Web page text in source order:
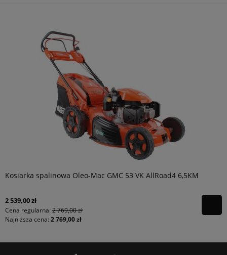
Kosiarka spalinowa Oleo-Mac GMC 53 VK AllRoad4 6,5KM
2 539,00 zł
Cena regularna: 2 769,00 zł
Najniższa cena: 2 769,00 zł